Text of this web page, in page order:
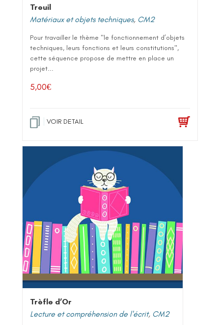
Treuil
Matériaux et objets techniques, CM2
Pour travailler le thème "le fonctionnement d’objets
techniques, leurs fonctions et leurs constitutions",
cette séquence propose de mettre en place un
projet...
5,00€
VOIR DETAIL
Trèfle d’Or
Lecture et compréhension de l'écrit, CM2